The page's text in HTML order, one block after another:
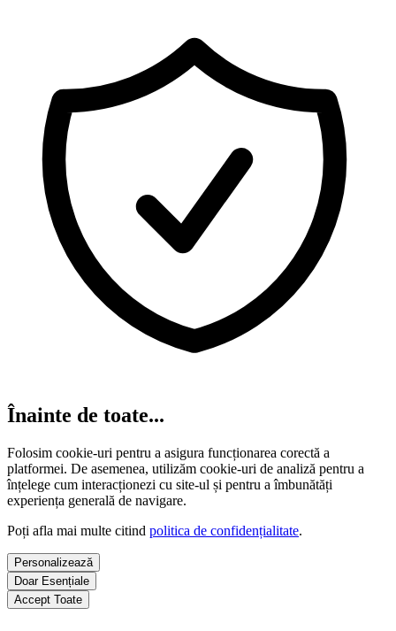
Înainte de toate...
Folosim cookie-uri pentru a asigura funcționarea corectă a
platformei. De asemenea, utilizăm cookie-uri de analiză pentru a
înțelege cum interacționezi cu site-ul și pentru a îmbunătăți
experiența generală de navigare.
Poți afla mai multe citind politica de confidențialitate.
Personalizează
Doar Esențiale
Accept Toate